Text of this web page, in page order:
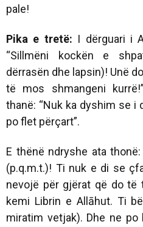
pale!
Pika e tretë: I dërguari i
“Sillmëni kockën e
dërrasën dhe lapsin)! Unë
të mos shmangeni
thanë: “Nuk ka dyshim se i
po flet përçart”.
E thënë ndryshe ata
(p.q.m.t.)! Ti nuk e di se
nevojë për gjërat që do të
kemi Librin e Allāhut. Ti
miratim vetjak). Dhe ne po